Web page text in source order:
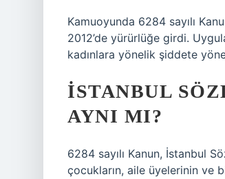
Kamuoyunda 6284 sayılı
2012’de yürürlüğe girdi.
kadınlara yönelik şiddete
İSTANBUL
AYNI MI?
6284 sayılı Kanun, İstanbul
çocukların, aile üyelerinin ve